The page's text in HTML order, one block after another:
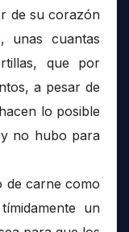
de su corazón
unas cuantas
que por
a pesar de
lo posible
no hubo para
de carne como
un